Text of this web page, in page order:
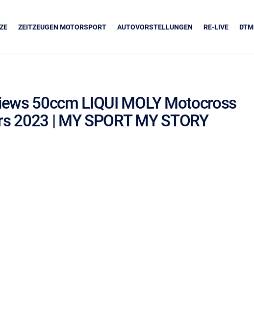
ZEITZEUGEN MOTORSPORT AUTOVORSTELLUNGEN RE-LIVE DTM
50ccm LIQUI MOLY Motocross
2023 | MY SPORT MY STORY